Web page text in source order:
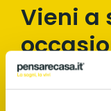
Vieni a
la tua